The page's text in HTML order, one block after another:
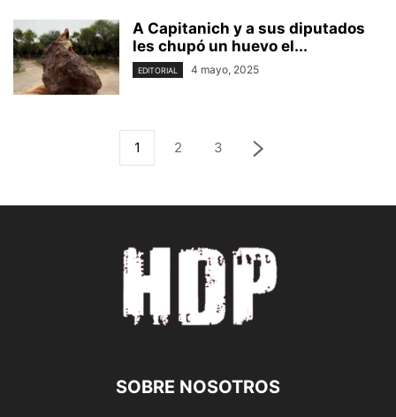
A Capitanich y a sus diputados
les chupó un huevo el...
EDITORIAL 4 mayo, 2025
1 2 3
SOBRE NOSOTROS